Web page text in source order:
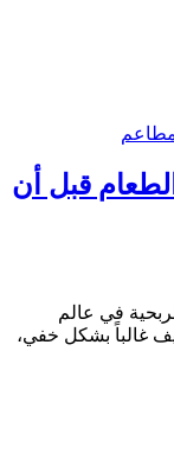
قبل أن
في عالم
غالباً بشكل خفي،